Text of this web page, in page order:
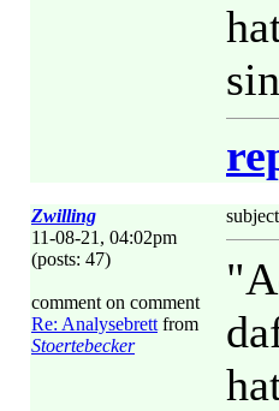
Zwilling
11-08-21, 04:02pm
(posts: 47)
comment on comment
Re: Analysebrett from
Stoertebecker